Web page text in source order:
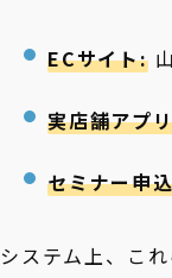
ECサイト:
実店舗アプ
セミナー申
システム上、こ